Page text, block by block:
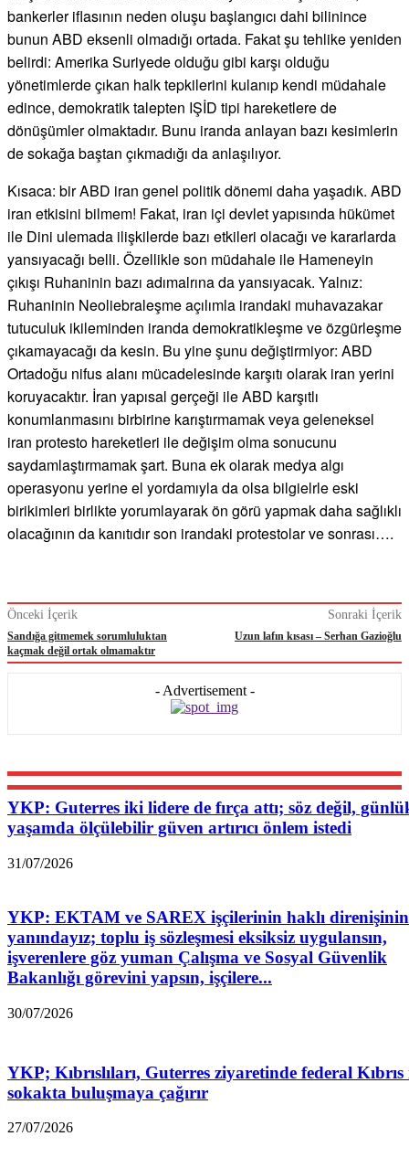
bankerler iflasının neden oluşu başlangıcı dahi bilinince
bunun ABD eksenli olmadığı ortada. Fakat şu tehlike yeniden
belirdi: Amerika Suriyede olduğu gibi karşı olduğu
yönetimlerde çıkan halk tepkilerini kulanıp kendi müdahale
edince, demokratik talepten IŞİD tipi hareketlere de
dönüşümler olmaktadır. Bunu iranda anlayan bazı kesimlerin
de sokağa baştan çıkmadığı da anlaşılıyor.
Kısaca: bir ABD iran genel politik dönemi daha yaşadık. ABD
iran etkisini bilmem! Fakat, iran içi devlet yapısında hükümet
ile Dini ulemada ilişkilerde bazı etkileri olacağı ve kararlarda
yansıyacağı belli. Özellikle son müdahale ile Hameneyin
çıkışı Ruhaninin bazı adımalrına da yansıyacak. Yalnız:
Ruhaninin Neoliebraleşme açılımla irandaki muhavazakar
tutuculuk ikileminden iranda demokratikleşme ve özgürleşme
çıkamayacağı da kesin. Bu yine şunu değiştirmiyor: ABD
Ortadoğu nifus alanı mücadelesinde karşıtı olarak iran yerini
koruyacaktır. İran yapısal gerçeği ile ABD karşıtlı
konumlanmasını birbirine karıştırmamak veya geleneksel
iran protesto hareketleri ile değişim olma sonucunu
saydamlaştırmamak şart. Buna ek olarak medya algı
operasyonu yerine el yordamıyla da olsa bilgielrle eski
birikimleri birlikte yorumlayarak ön görü yapmak daha sağlıklı
olacağının da kanıtıdır son irandaki protestolar ve sonrası….
Önceki İçerik
Sandığa gitmemek sorumluluktan
kaçmak değil ortak olmamaktır
Sonraki İçerik
Uzun lafın kısası – Serhan Gazioğlu
- Advertisement -
YKP: Guterres iki lidere de fırça attı; söz değil,
yaşamda ölçülebilir güven artırıcı önlem istedi
31/07/2026
YKP: EKTAM ve SAREX işçilerinin haklı direnişinin
yanındayız; toplu iş sözleşmesi eksiksiz uygulansın,
işverenlere göz yuman Çalışma ve Sosyal Güvenlik
Bakanlığı görevini yapsın, işçilere...
30/07/2026
YKP; Kıbrıslıları, Guterres ziyaretinde federal
sokakta buluşmaya çağırır
27/07/2026